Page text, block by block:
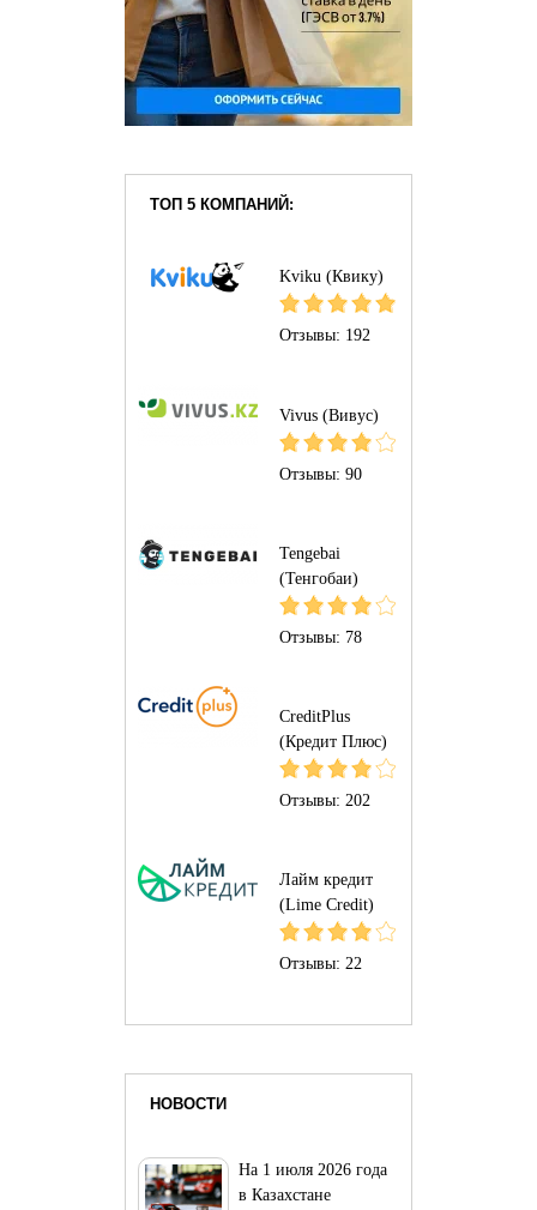
ТОП 5 КОМПАНИЙ:
Kviku (Квику)
Отзывы: 192
Vivus (Вивус)
Отзывы: 90
Tengebai
(Тенгобаи)
Отзывы: 78
CreditPlus
(Кредит Плюс)
Отзывы: 202
Лайм кредит
(Lime Credit)
Отзывы: 22
НОВОСТИ
На 1 июля 2026 года
в Казахстане